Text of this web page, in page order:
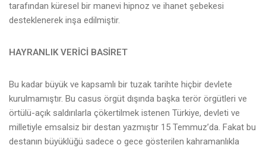
tarafından küresel bir manevi hipnoz ve ihanet şebekesi
desteklenerek inşa edilmiştir.
HAYRANLIK VERİCİ BASİRET
Bu kadar büyük ve kapsamlı bir tuzak tarihte hiçbir devlete
kurulmamıştır. Bu casus örgüt dışında başka terör örgütleri ve
örtülü-açık saldırılarla çökertilmek istenen Türkiye, devleti ve
milletiyle emsalsiz bir destan yazmıştır 15 Temmuz’da. Fakat bu
destanın büyüklüğü sadece o gece gösterilen kahramanlıkla